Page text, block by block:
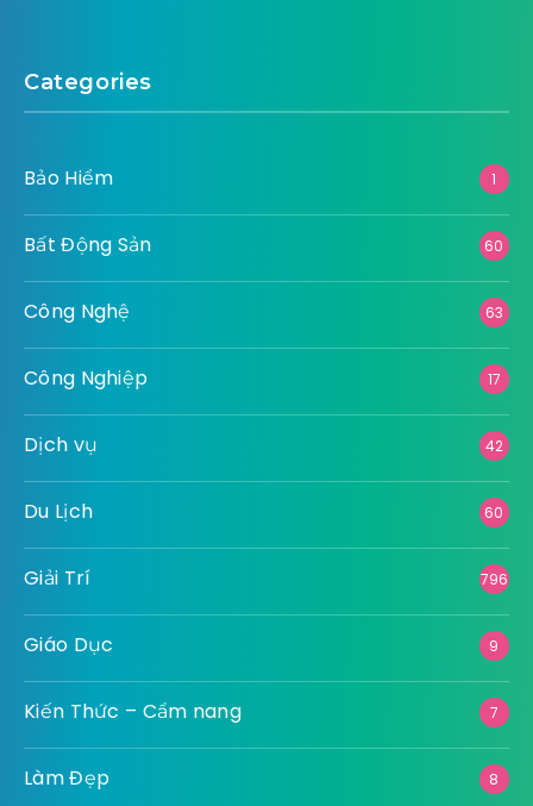
Categories
Bảo Hiểm 1
Bất Động Sản 60
Công Nghệ 63
Công Nghiệp 17
Dịch vụ 42
Du Lịch 60
Giải Trí 796
Giáo Dục 9
Kiến Thức – Cẩm nang 7
Làm Đẹp 8